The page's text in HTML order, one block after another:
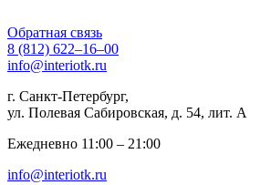
Обратная связь
8 (812) 622‒16‒00
info@interiotk.ru
г. Санкт-Петербург,
ул. Полевая Сабировская, д. 54, лит. А
Ежедневно 11:00 ‒ 21:00
info@interiotk.ru